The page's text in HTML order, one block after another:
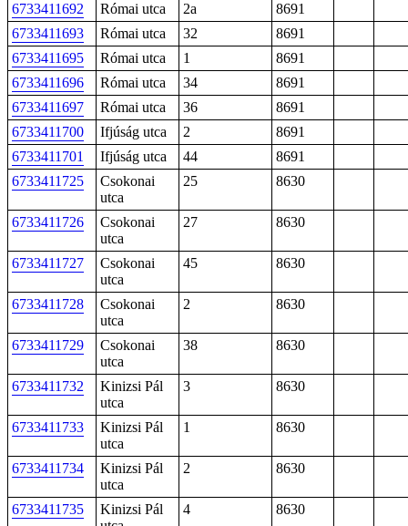
6733411692
Római utca 2a
8691
6733411693
Római utca 32
8691
6733411695
Római utca 1
8691
6733411696
Római utca 34
8691
6733411697
Római utca 36
8691
6733411700
Ifjúság utca 2
8691
6733411701
Ifjúság utca 44
8691
6733411725
Csokonai
utca
25 8630
6733411726
Csokonai
utca
27 8630
6733411727
Csokonai
utca
45 8630
6733411728
Csokonai
utca
2 8630
6733411729
Csokonai
utca
38 8630
6733411732
Kinizsi Pál
utca
3 8630
6733411733
Kinizsi Pál
utca
1 8630
6733411734
Kinizsi Pál
utca
2 8630
6733411735
Kinizsi Pál
4 8630